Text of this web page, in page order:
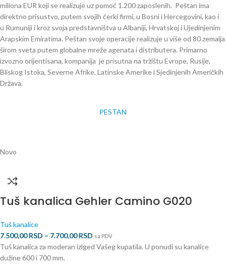
miliona EUR koji se realizuje uz pomoć 1.200 zaposlenih. Peštan ima
direktno prisustvo, putem svojih ćerki firmi, u Bosni i Hercegovini, kao i
u Rumuniji i kroz svoja predstavništva u Albaniji, Hrvatskoj i Ujedinjenim
Arapskim Emiratima. Peštan svoje operacije realizuje u više od 80 zemalja
širom sveta putem globalne mreže agenata i distributera. Primarno
izvozno orijentisana, kompanija je prisutna na tržištu Evrope, Rusije,
Bliskog Istoka, Severne Afrike, Latinske Amerike i Sjedinjenih Američkih
Država.
PESTAN
Novo
Tuš kanalica Gehler Camino G020
Tuš kanalice
7.500,00RSD – 7.700,00RSD sa PDV
Tuš kanalica za moderan izlged Vašeg kupatila. U ponudi su kanalice
dužine 600 i 700 mm.